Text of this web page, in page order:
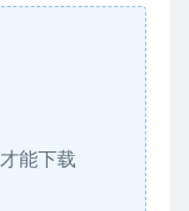
才能下载